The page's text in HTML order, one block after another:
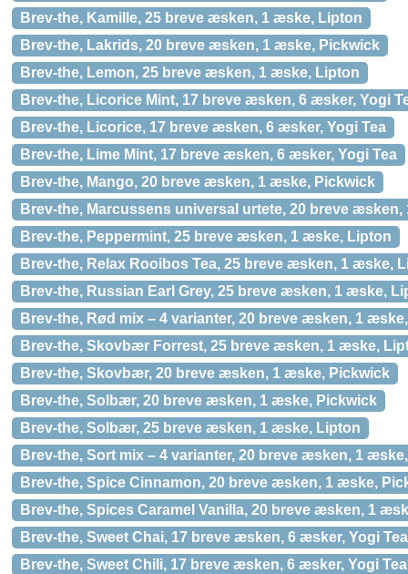
Brev-the, Kamille, 25 breve æsken, 1 æske, Lipton
Brev-the, Lakrids, 20 breve æsken, 1 æske, Pickwick
Brev-the, Lemon, 25 breve æsken, 1 æske, Lipton
Brev-the, Licorice Mint, 17 breve æsken, 6 æsker, Yogi
Brev-the, Licorice, 17 breve æsken, 6 æsker, Yogi Tea
Brev-the, Lime Mint, 17 breve æsken, 6 æsker, Yogi Tea
Brev-the, Mango, 20 breve æsken, 1 æske, Pickwick
Brev-the, Marcussens universal urtete, 20 breve
Brev-the, Peppermint, 25 breve æsken, 1 æske, Lipton
Brev-the, Relax Rooibos Tea, 25 breve æsken, 1 æske,
Brev-the, Russian Earl Grey, 25 breve æsken, 1 æske,
Brev-the, Rød mix – 4 varianter, 20 breve æsken, 1
Brev-the, Skovbær Forrest, 25 breve æsken, 1 æske,
Brev-the, Skovbær, 20 breve æsken, 1 æske, Pickwick
Brev-the, Solbær, 20 breve æsken, 1 æske, Pickwick
Brev-the, Solbær, 25 breve æsken, 1 æske, Lipton
Brev-the, Sort mix – 4 varianter, 20 breve æsken, 1
Brev-the, Spice Cinnamon, 20 breve æsken, 1 æske,
Brev-the, Spices Caramel Vanilla, 20 breve æsken, 1
Brev-the, Sweet Chai, 17 breve æsken, 6 æsker, Yogi Tea
Brev-the, Sweet Chili, 17 breve æsken, 6 æsker, Yogi Tea